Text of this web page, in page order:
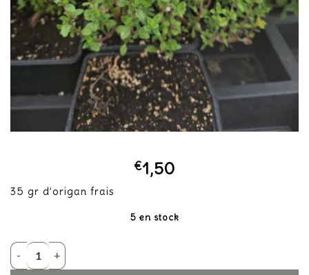
€1,50
35 gr d’origan frais
5 en stock
quantité de thym citron